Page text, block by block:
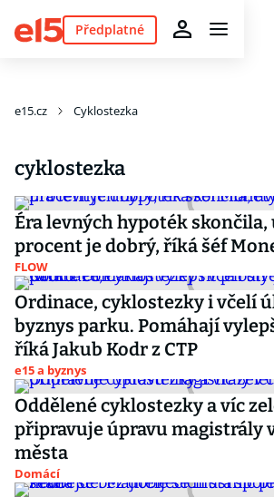
Předplatné
e15.cz Cyklostezka
cyklostezka
Éra levných hypoték skončila,
procent je dobrý, říká šéf
FLOW
Ordinace, cyklostezky i včelí
byznys parku. Pomáhají
říká Jakub Kodr z CTP
e15 a byznys
Oddělené cyklostezky a víc
připravuje úpravu magistrály
města
Domácí